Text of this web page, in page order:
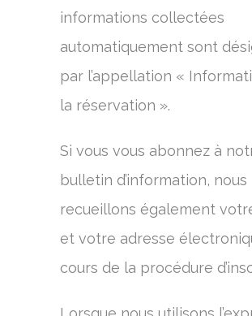
informations collectées
automatiquement sont
par l’appellation «
la réservation ».
Si vous vous abonnez à
bulletin d’information, nous
recueillons également
et votre adresse
cours de la procédure